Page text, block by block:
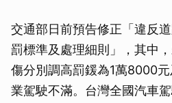
交通部日前預告修正「違反
罰標準及處理細則」，其中
傷分別調高罰鍰為1萬8000
業駕駛不滿。台灣全國汽車